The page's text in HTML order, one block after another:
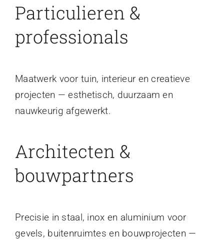
Particulieren &
professionals
Maatwerk voor tuin, interieur en creatieve
projecten — esthetisch, duurzaam en
nauwkeurig afgewerkt.
Architecten &
bouwpartners
Precisie in staal, inox en aluminium voor
gevels, buitenruimtes en bouwprojecten —